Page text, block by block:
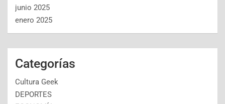
junio 2025
enero 2025
Categorías
Cultura Geek
DEPORTES